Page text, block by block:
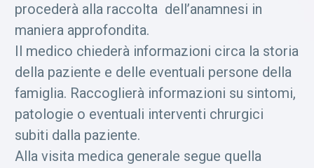
procederà alla raccolta dell’anamnesi in
maniera approfondita.
Il medico chiederà informazioni circa la storia
della paziente e delle eventuali persone della
famiglia. Raccoglierà informazioni su sintomi,
patologie o eventuali interventi chrurgici
subiti dalla paziente.
Alla visita medica generale segue quella